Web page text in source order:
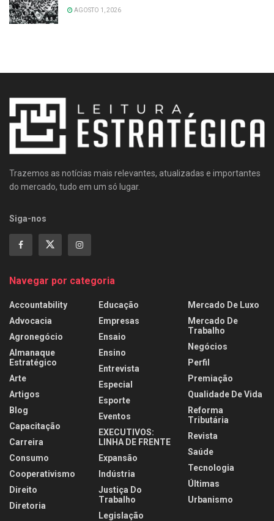
AGOSTO 1, 2026
Trazemos as notícias mais relevantes, atualizadas e importantes
do mercado, tudo em um só lugar.
Siga-nos
Navegar por categoria
Accountability
Advocacia
Agronegócio
Almanaque
Estratégico
Arte
Artigos
Blog
Capacitação
Carreira
Consumo
Cooperativismo
Direito
Diretoria
Educação
Empresas
Ensaio
Ensino
Entrevista
Especial
Esporte
Eventos
EXECUTIVOS:
LINHA DE FRENTE
Expansão
Indústria
Justiça Do
Trabalho
Legislação
Mercado De Luxo
Mercado De
Trabalho
Negócios
Perfil
Premiação
Qualidade De Vida
Reforma
Tributária
Revista
Saúde
Tecnologia
Últimas
Urbanismo